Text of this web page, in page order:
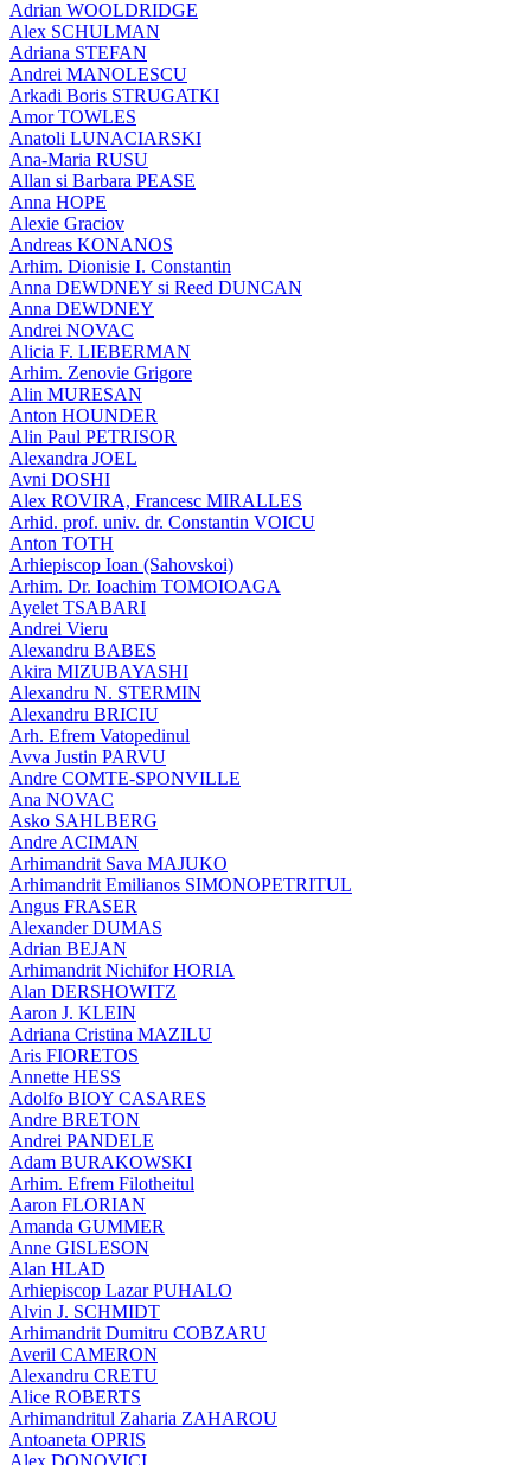
Adrian WOOLDRIDGE
Alex SCHULMAN
Adriana STEFAN
Andrei MANOLESCU
Arkadi Boris STRUGATKI
Amor TOWLES
Anatoli LUNACIARSKI
Ana-Maria RUSU
Allan si Barbara PEASE
Anna HOPE
Alexie Graciov
Andreas KONANOS
Arhim. Dionisie I. Constantin
Anna DEWDNEY si Reed DUNCAN
Anna DEWDNEY
Andrei NOVAC
Alicia F. LIEBERMAN
Arhim. Zenovie Grigore
Alin MURESAN
Anton HOUNDER
Alin Paul PETRISOR
Alexandra JOEL
Avni DOSHI
Alex ROVIRA, Francesc MIRALLES
Arhid. prof. univ. dr. Constantin VOICU
Anton TOTH
Arhiepiscop Ioan (Sahovskoi)
Arhim. Dr. Ioachim TOMOIOAGA
Ayelet TSABARI
Andrei Vieru
Alexandru BABES
Akira MIZUBAYASHI
Alexandru N. STERMIN
Alexandru BRICIU
Arh. Efrem Vatopedinul
Avva Justin PARVU
Andre COMTE-SPONVILLE
Ana NOVAC
Asko SAHLBERG
Andre ACIMAN
Arhimandrit Sava MAJUKO
Arhimandrit Emilianos SIMONOPETRITUL
Angus FRASER
Alexander DUMAS
Adrian BEJAN
Arhimandrit Nichifor HORIA
Alan DERSHOWITZ
Aaron J. KLEIN
Adriana Cristina MAZILU
Aris FIORETOS
Annette HESS
Adolfo BIOY CASARES
Andre BRETON
Andrei PANDELE
Adam BURAKOWSKI
Arhim. Efrem Filotheitul
Aaron FLORIAN
Amanda GUMMER
Anne GISLESON
Alan HLAD
Arhiepiscop Lazar PUHALO
Alvin J. SCHMIDT
Arhimandrit Dumitru COBZARU
Averil CAMERON
Alexandru CRETU
Alice ROBERTS
Arhimandritul Zaharia ZAHAROU
Antoaneta OPRIS
Alex DONOVICI